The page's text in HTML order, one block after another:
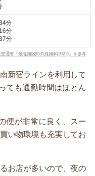
分
分
分
通省「最混雑区間の混雑率(2022)」を参考
新宿ラインを利用して
ても通勤時間はほとん
便が非常に良く、スー
い物環境も充実してお
お店が多いので、夜の